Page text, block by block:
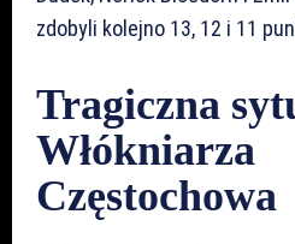
zdobyli kolejno 13, 12 i 11
Tragiczna
Włókniarza
Częstochowa